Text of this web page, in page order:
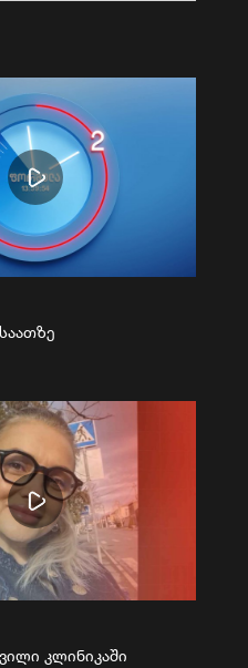
კლინიკაში